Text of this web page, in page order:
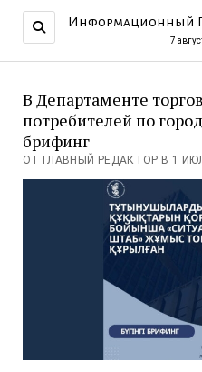
Информационный
7
В Департаменте
потребителей по
брифинг
ОТ ГЛАВНЫЙ РЕДАКТОР В 1